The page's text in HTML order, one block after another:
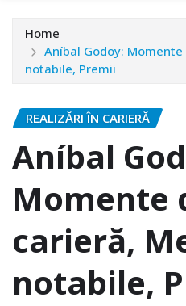
Home
Aníbal Godoy:
notabile, Premii
REALIZĂRI ÎN CARIERĂ
Aníbal
Momente
carieră,
notabile,